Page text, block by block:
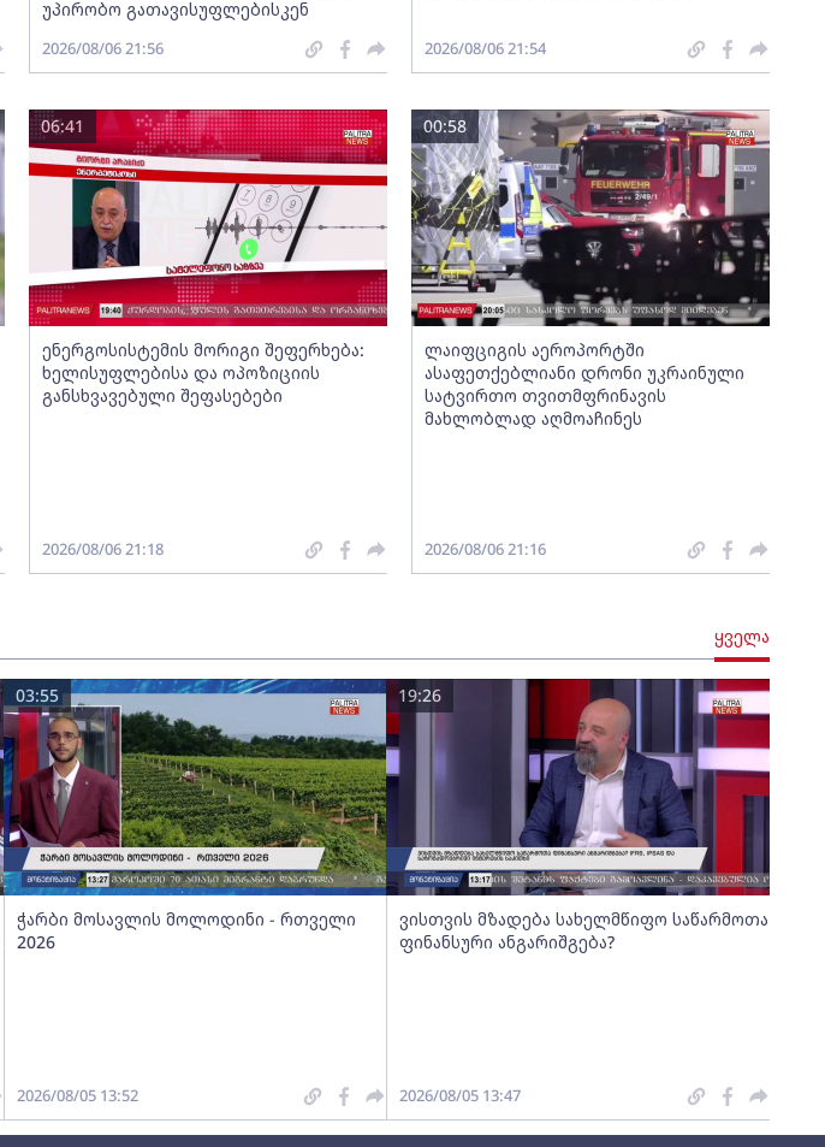
უპირობო გათავისუფლებისკენ
2026/08/06 21:56 2026/08/06 21:54
ენერგოსისტემის მორიგი შეფერხება:
ხელისუფლებისა და ოპოზიციის
განსხვავებული შეფასებები
06:41
2026/08/06 21:18
ლაიფციგის აეროპორტში
ასაფეთქებლიანი დრონი უკრაინული
სატვირთო თვითმფრინავის
მახლობლად აღმოაჩინეს
00:58
2026/08/06 21:16
ყველა
ჭარბი მოსავლის მოლოდინი - რთველი
2026
03:55
2026/08/05 13:52
ვისთვის მზადება სახელმწიფო საწარმოთა
ფინანსური ანგარიშგება?
19:26
2026/08/05 13:47